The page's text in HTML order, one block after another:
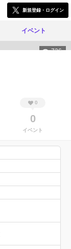
新規登録・ログイン
イベント
726
0
0
イベント